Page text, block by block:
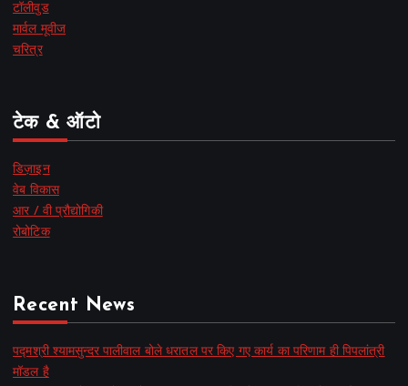
टॉलीवुड
मार्वल मूवीज
चरित्र
टेक & ऑटो
डिज़ाइन
वेब विकास
आर / वी प्रौद्योगिकी
रोबोटिक
Recent News
पद्मश्री श्यामसुन्दर पालीवाल बोले धरातल पर किए गए कार्य का परिणाम ही पिपलांत्री
मॉडल है